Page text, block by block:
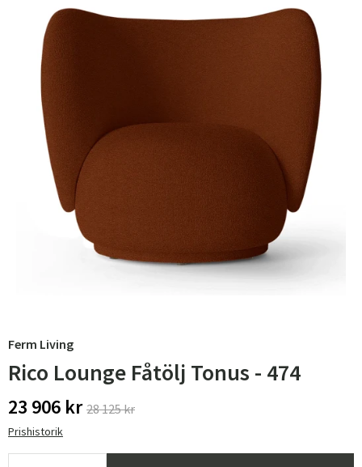
Ferm Living
Rico Lounge Fåtölj Tonus - 474
23 906 kr 28 125 kr
Prishistorik